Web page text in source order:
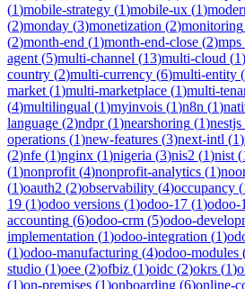
(1)mobile-strategy (1)mobile-ux (1)
(2)monday (3)monetization (2)monitoring
(2)month-end (1)month-end-close (2)mps
agent (5)multi-channel (13)multi-cloud (1)
country (2)multi-currency (6)multi-entity (
market (1)multi-marketplace (1)multi-
(4)multilingual (1)myinvois (1)n8n (1)
language (2)ndpr(1)nearshoring (1)nestjs
operations (1)new-features (3)next-intl (1)
(2)nfe (1)nginx (1)nigeria (3)nis2 (1)nist (
(1)nonprofit (4)nonprofit-analytics (1)
(1)oauth2 (2)observability (4)occupancy (
19 (1)odoo versions (1)odoo-17 (1)odoo-
accounting (6)odoo-crm (5)odoo-
implementation (1)odoo-integration (1)
(1)odoo-manufacturing (4)odoo-modules
studio (1)oee (2)ofbiz (1)oidc (2)okrs (1)
(1)on-premises (1)onboarding (6)online-